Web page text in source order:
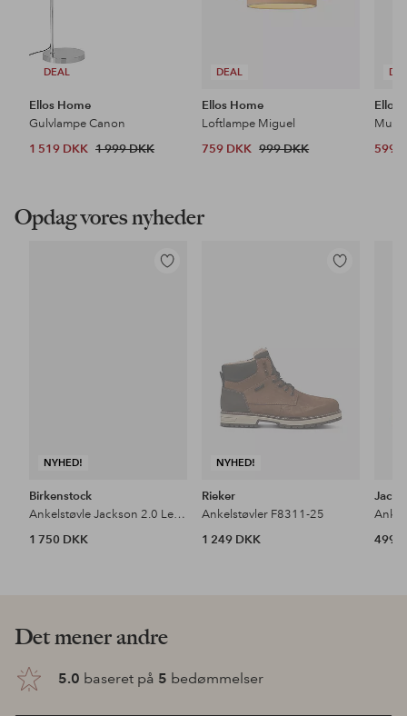
DEAL
Ellos Home
Gulvlampe Canon
1 519 DKK 1 999 DKK
DEAL
Ellos Home
Loftlampe Miguel
759 DKK 999 DKK
Ellos
599
Opdag vores nyheder
NYHED!
Tilføj
Birkenstock
Ankelstøvle Jackson 2.0 Lenb Black
1 750 DKK
NYHED!
Tilføj
Rieker
Ankelstøvler F8311-25
1 249 DKK
Jack
499
Det mener andre
5.0 baseret på 5 bedømmelser